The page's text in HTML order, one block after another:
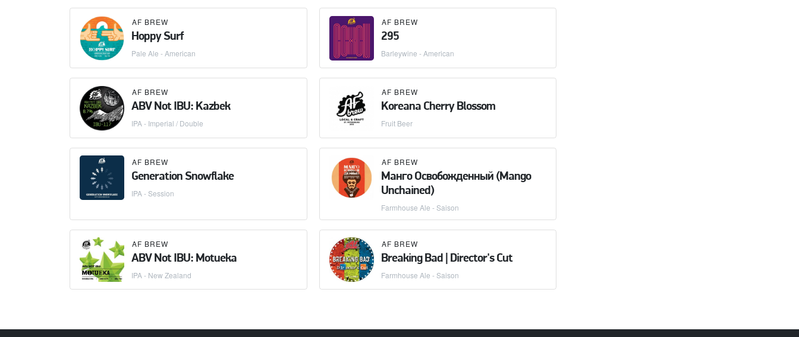
AF BREW
Hoppy Surf
Pale Ale - American
AF BREW
295
Barleywine - American
AF BREW
ABV Not IBU: Kazbek
IPA - Imperial / Double
AF BREW
Koreana Cherry Blossom
Fruit Beer
AF BREW
Generation Snowflake
IPA - Session
AF BREW
Манго Освобожденный (Mango
Unchained)
Farmhouse Ale - Saison
AF BREW
ABV Not IBU: Motueka
IPA - New Zealand
AF BREW
Breaking Bad | Director's Cut
Farmhouse Ale - Saison